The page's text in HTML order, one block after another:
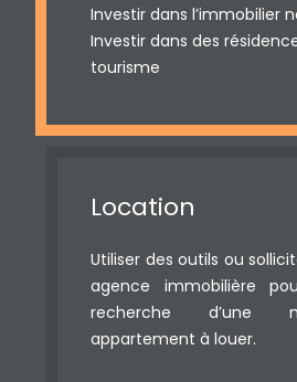
Investir dans l’immobilier
Investir dans des
tourisme
Location
Utiliser des outils ou
agence immobilière
recherche d’une
appartement à louer.